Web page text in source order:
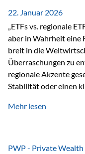
22. Januar 2026
„ETFs vs. regionale
aber in Wahrheit eine
breit in die
Überraschungen zu
regionale Akzente
Stabilität oder einen
Wealth Police der
Risikostreuung,
Mehr lesen
PWP - Private Wealth